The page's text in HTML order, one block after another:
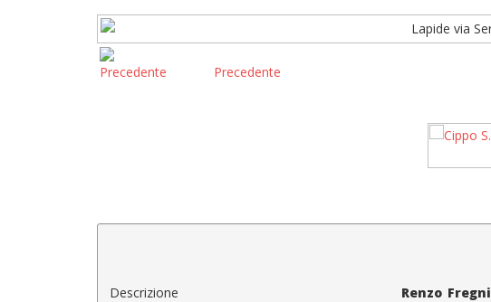
Precedente
Descrizione Renzo Fregni